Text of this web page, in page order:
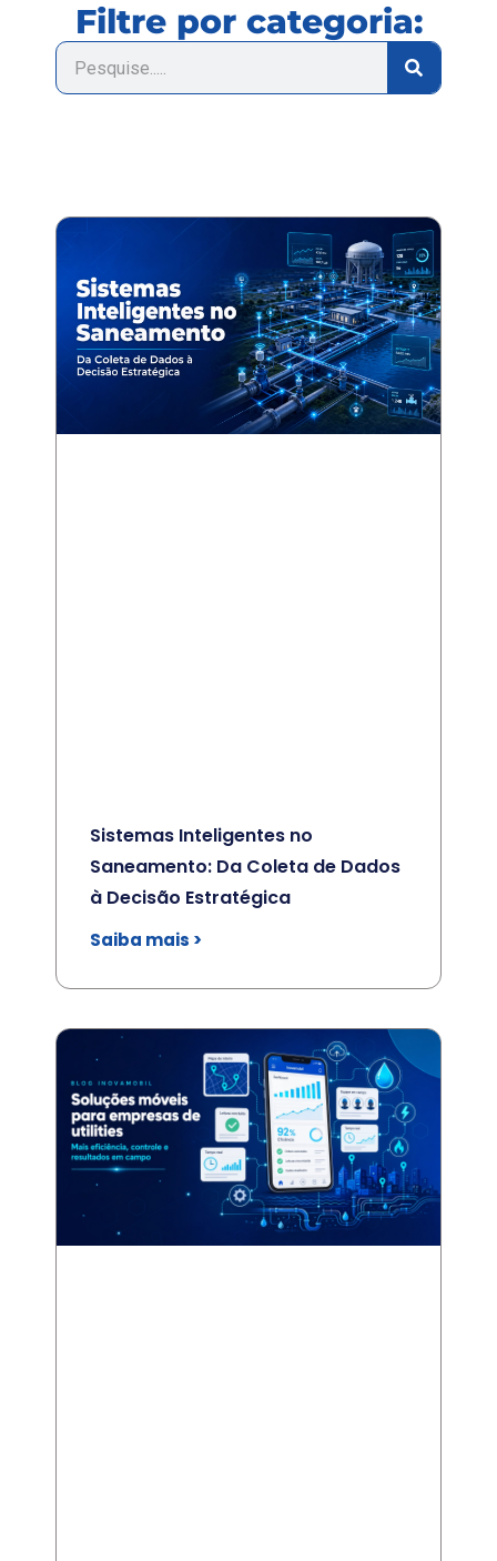
Filtre por categoria:
Sistemas Inteligentes no
Saneamento: Da Coleta de Dados
à Decisão Estratégica
Saiba mais >